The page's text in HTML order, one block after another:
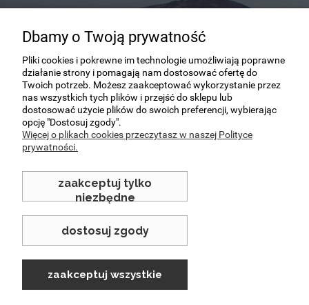
Dla dociekliwych
Nasza firma nie istnieje od dziś! Mamy wiele
lat doświadczenia
Dbamy o Twoją prywatność
Pliki cookies i pokrewne im technologie umożliwiają poprawne
działanie strony i pomagają nam dostosować ofertę do
Twoich potrzeb. Możesz zaakceptować wykorzystanie przez
nas wszystkich tych plików i przejść do sklepu lub
dostosować użycie plików do swoich preferencji, wybierając
opcję "Dostosuj zgody".
Więcej o plikach cookies przeczytasz w naszej Polityce
prywatności.
zaakceptuj tylko
niezbędne
dostosuj zgody
zaakceptuj wszystkie